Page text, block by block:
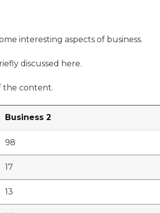
interesting aspects of business.
discussed here.
the content.
Business 2
98
17
13